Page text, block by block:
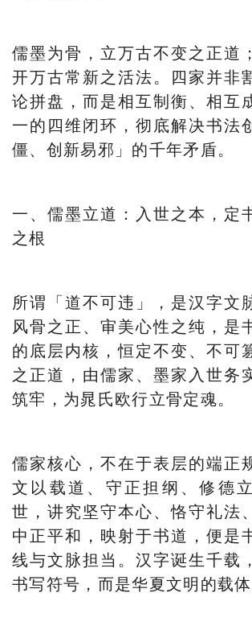
儒墨为骨，立万古不变之正道
开万古常新之活法。四家并非
论拼盘，而是相互制衡、相互
一的四维闭环，彻底解决书法
僵、创新易邪」的千年矛盾。
一、儒墨立道：入世之本，定
之根
所谓「道不可违」，是汉字文
风骨之正、审美心性之纯，是
的底层内核，恒定不变、不可
之正道，由儒家、墨家入世务
筑牢，为晁氏欧行立骨定魂。
儒家核心，不在于表层的端正
文以载道、守正担纲、修德
世，讲究坚守本心、恪守礼法
中正平和，映射于书道，便是
线与文脉担当。汉字诞生千载
书写符号，而是华夏文明的载体